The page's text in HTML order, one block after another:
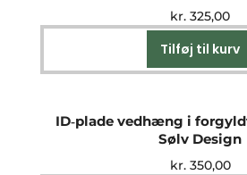
kr. 325,00
Tilføj til kurv
ID‑plade vedhæng i
Sølv Design
kr.350,00